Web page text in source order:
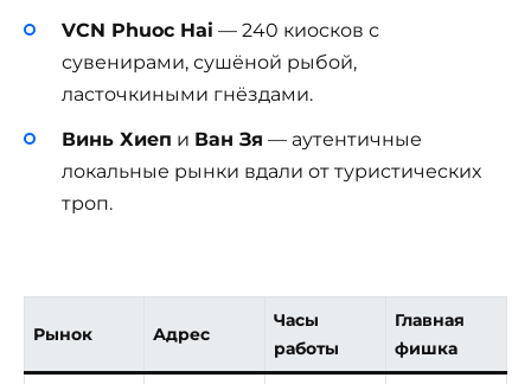
VCN Phuoc Hai — 240 киосков с
сувенирами, сушёной рыбой,
ласточкиными гнёздами.
Винь Хиеп и Ван Зя — аутентичные
локальные рынки вдали от туристических
троп.
Рынок Адрес
Часы
работы
Главная
фишка